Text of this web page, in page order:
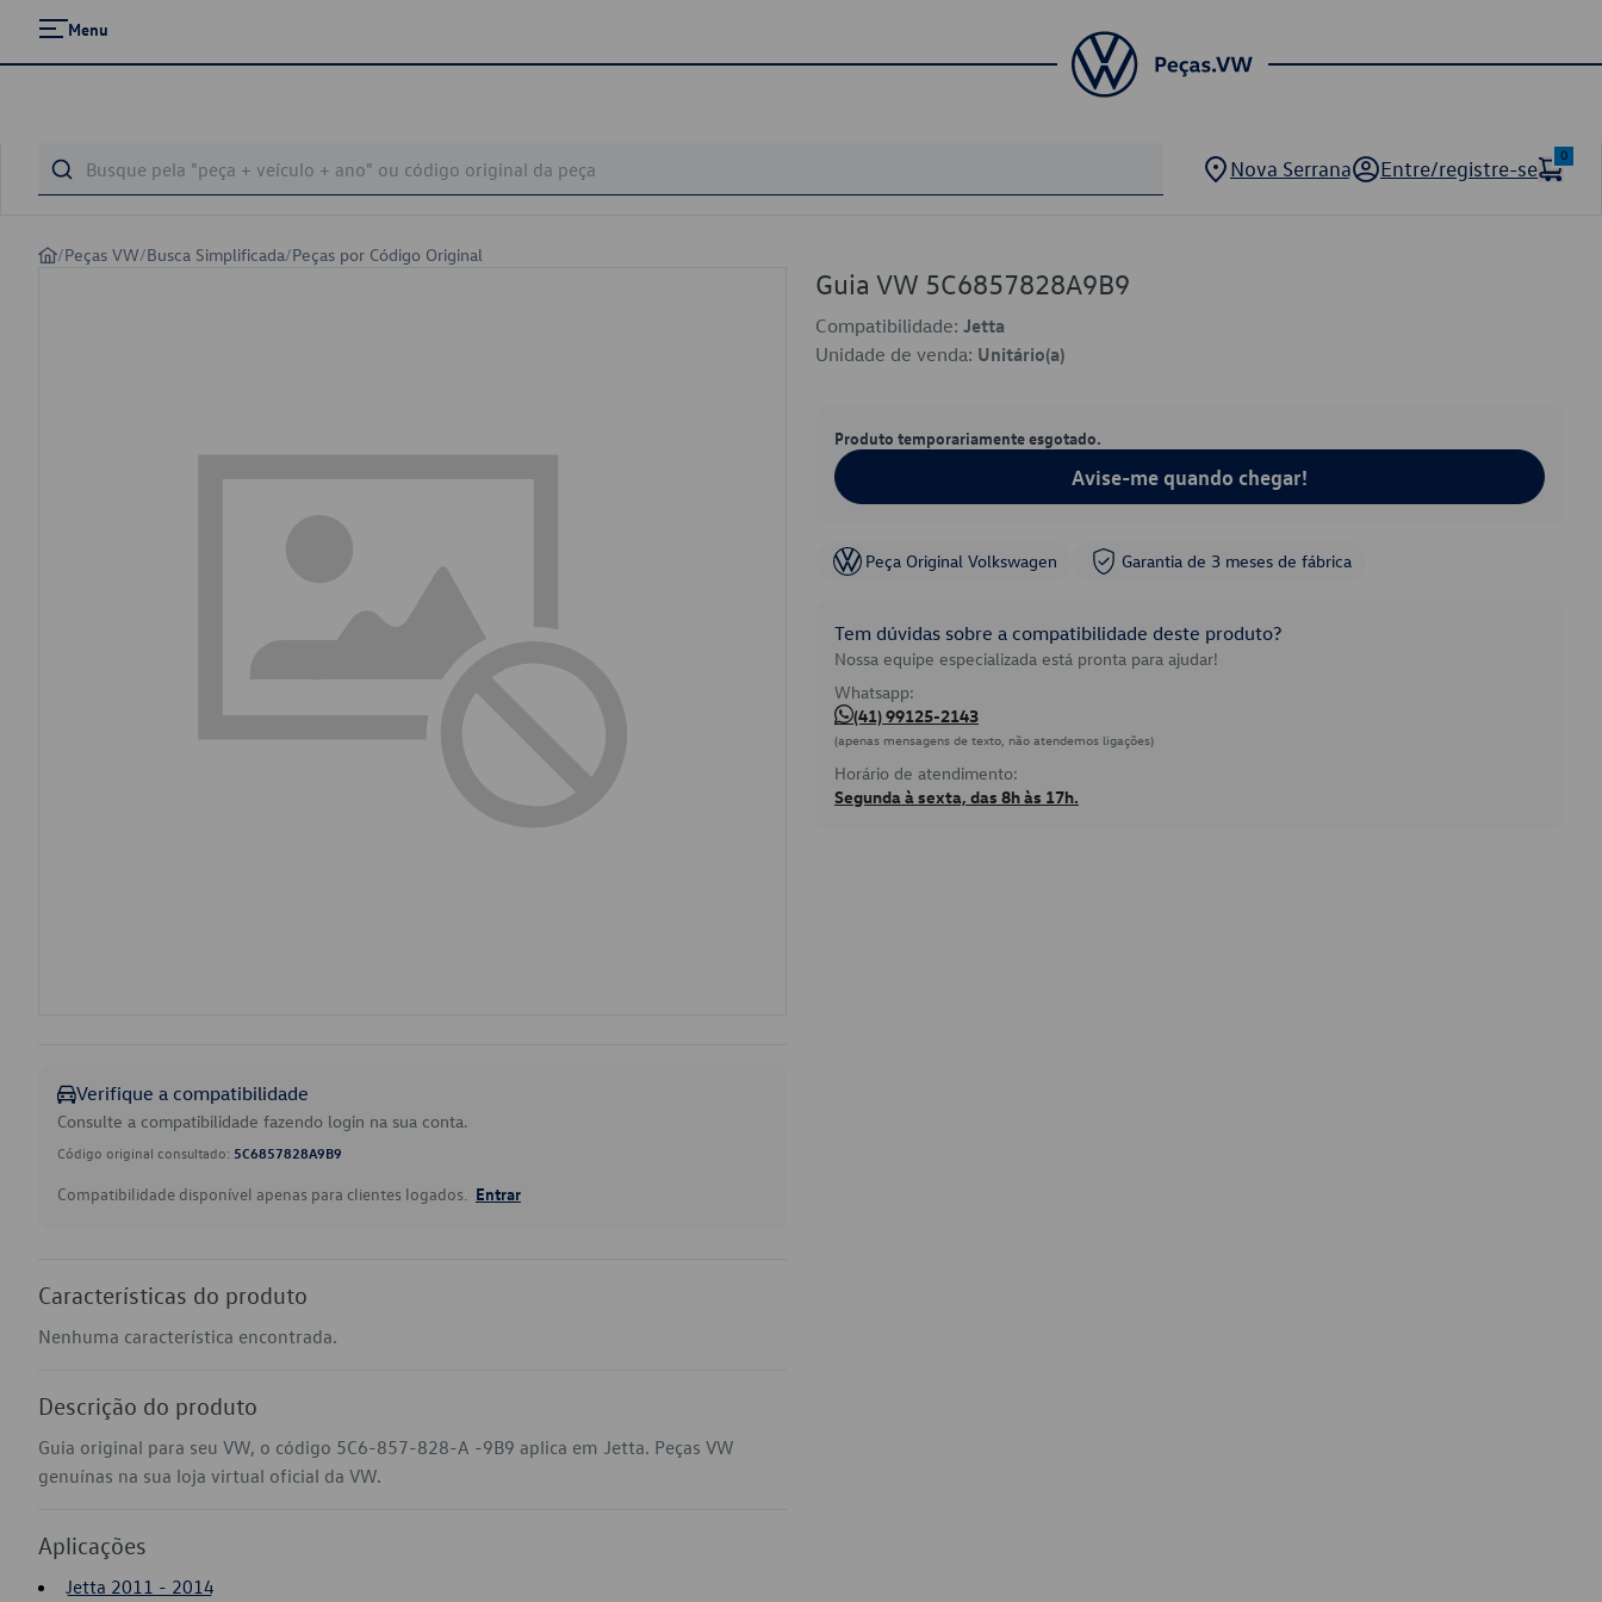
Menu
Nova Serrana Entre/registre-se
0
/Peças VW/Busca Simplificada/Peças por Código Original
Verifique a compatibilidade
Consulte a compatibilidade fazendo login na sua conta.
Código original consultado: 5C6857828A9B9
Compatibilidade disponível apenas para clientes logados. Entrar
Características do produto
Nenhuma característica encontrada.
Descrição do produto
Guia original para seu VW, o código 5C6-857-828-A -9B9 aplica em Jetta. Peças VW
genuínas na sua loja virtual oficial da VW.
Aplicações
Jetta 2011 - 2014
Guia VW 5C6857828A9B9
Compatibilidade: Jetta
Unidade de venda: Unitário(a)
Produto temporariamente esgotado.
Avise-me quando chegar!
Peça Original Volkswagen Garantia de 3 meses de fábrica
Tem dúvidas sobre a compatibilidade deste produto?
Nossa equipe especializada está pronta para ajudar!
Whatsapp:
(41) 99125-2143
(apenas mensagens de texto, não atendemos ligações)
Horário de atendimento:
Segunda à sexta, das 8h às 17h.